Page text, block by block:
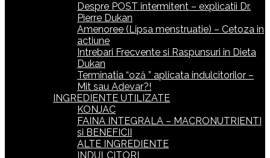
Despre POST intermitent – explicatii Dr.
Pierre Dukan
Amenoree (Lipsa menstruatie) – Cetoza in
actiune
Intrebari Frecvente si Raspunsuri in Dieta
Dukan
Terminatia “oză ” aplicata indulcitorilor –
Mit sau Adevar?!
INGREDIENTE UTILIZATE
KONJAC
FAINA INTEGRALA – MACRONUTRIENTI
si BENEFICII
ALTE INGREDIENTE
INDULCITORI